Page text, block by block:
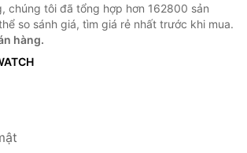
chúng tôi đã tổng hợp hơn 162800 sản
so sánh giá, tìm giá rẻ nhất trước khi mua.
hàng.